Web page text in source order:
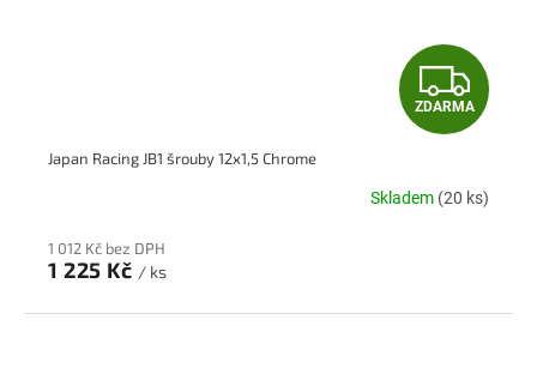
Z
D
A
ZDARMA
Japan Racing JB1 šrouby 12x1,5 Chrome
Skladem (20 ks)
1 012 Kč bez DPH
1 225 Kč / ks